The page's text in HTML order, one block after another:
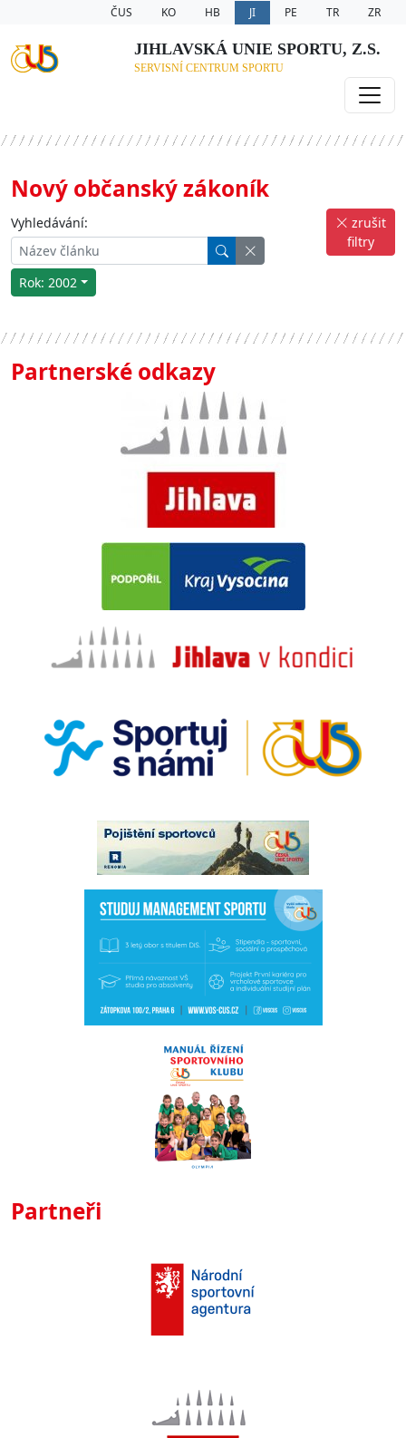
ČUS KO HB JI PE TR ZR
JIHLAVSKÁ UNIE SPORTU, Z.S.
SERVISNÍ CENTRUM SPORTU
Nový občanský zákoník
Vyhledávání:
Rok: 2002
zrušit
filtry
Partnerské odkazy
Partneři